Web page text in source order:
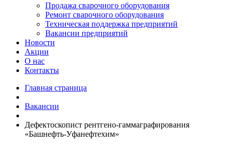
Продажа сварочного оборудования
Ремонт сварочного оборудования
Техническая поддержка предприятий
Вакансии предприятий
Новости
Акции
О нас
Контакты
Главная страница
Вакансии
Дефектоскопист рентгено-гаммаграфирования
«Башнефть-Уфанефтехим»